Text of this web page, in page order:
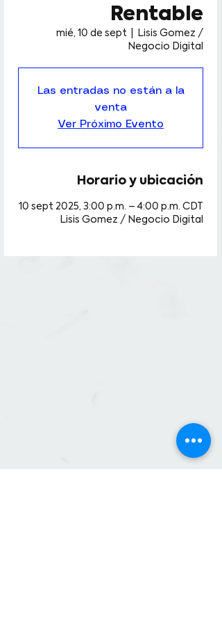
Rentable
mié, 10 de sept
Lisis Gomez /
Negocio Digital
Las entradas no están a la
venta
Ver Próximo Evento
Horario y ubicación
10 sept 2025, 3:00 p.m. – 4:00 p.m. CDT
Lisis Gomez / Negocio Digital